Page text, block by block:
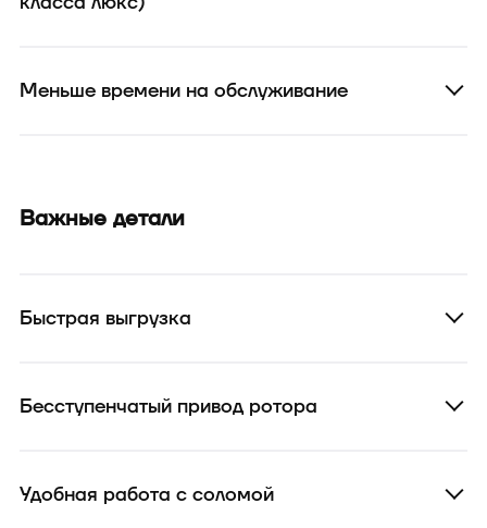
Меньше времени на обслуживание
Важные детали
Быстрая выгрузка
Бесступенчатый привод ротора
Удобная работа с соломой